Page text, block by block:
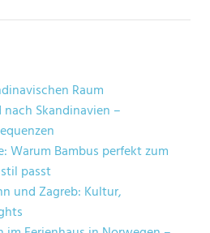
Raum
Skandinavien –
Warum Bambus perfekt zum
passt
und Zagreb: Kultur,